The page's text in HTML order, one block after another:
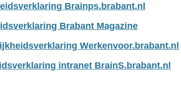
Brainps.brabant.nl
Brabant Magazine
Werkenvoor.brabant.nl
intranet BrainS.brabant.nl